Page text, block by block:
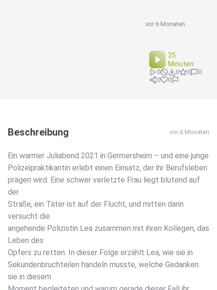
vor 6 Monaten
25
Minuten
0 0 0
0
0
0
Beschreibung vor 6 Monaten
Ein warmer Juliabend 2021 in Germersheim – und eine junge
Polizeipraktikantin erlebt einen Einsatz, der ihr Berufsleben
prägen wird. Eine schwer verletzte Frau liegt blutend auf
der
Straße, ein Täter ist auf der Flucht, und mitten darin
versucht die
angehende Polizistin Lea zusammen mit ihren Kollegen, das
Leben des
Opfers zu retten. In dieser Folge erzählt Lea, wie sie in
Sekundenbruchteilen handeln musste, welche Gedanken
sie in diesem